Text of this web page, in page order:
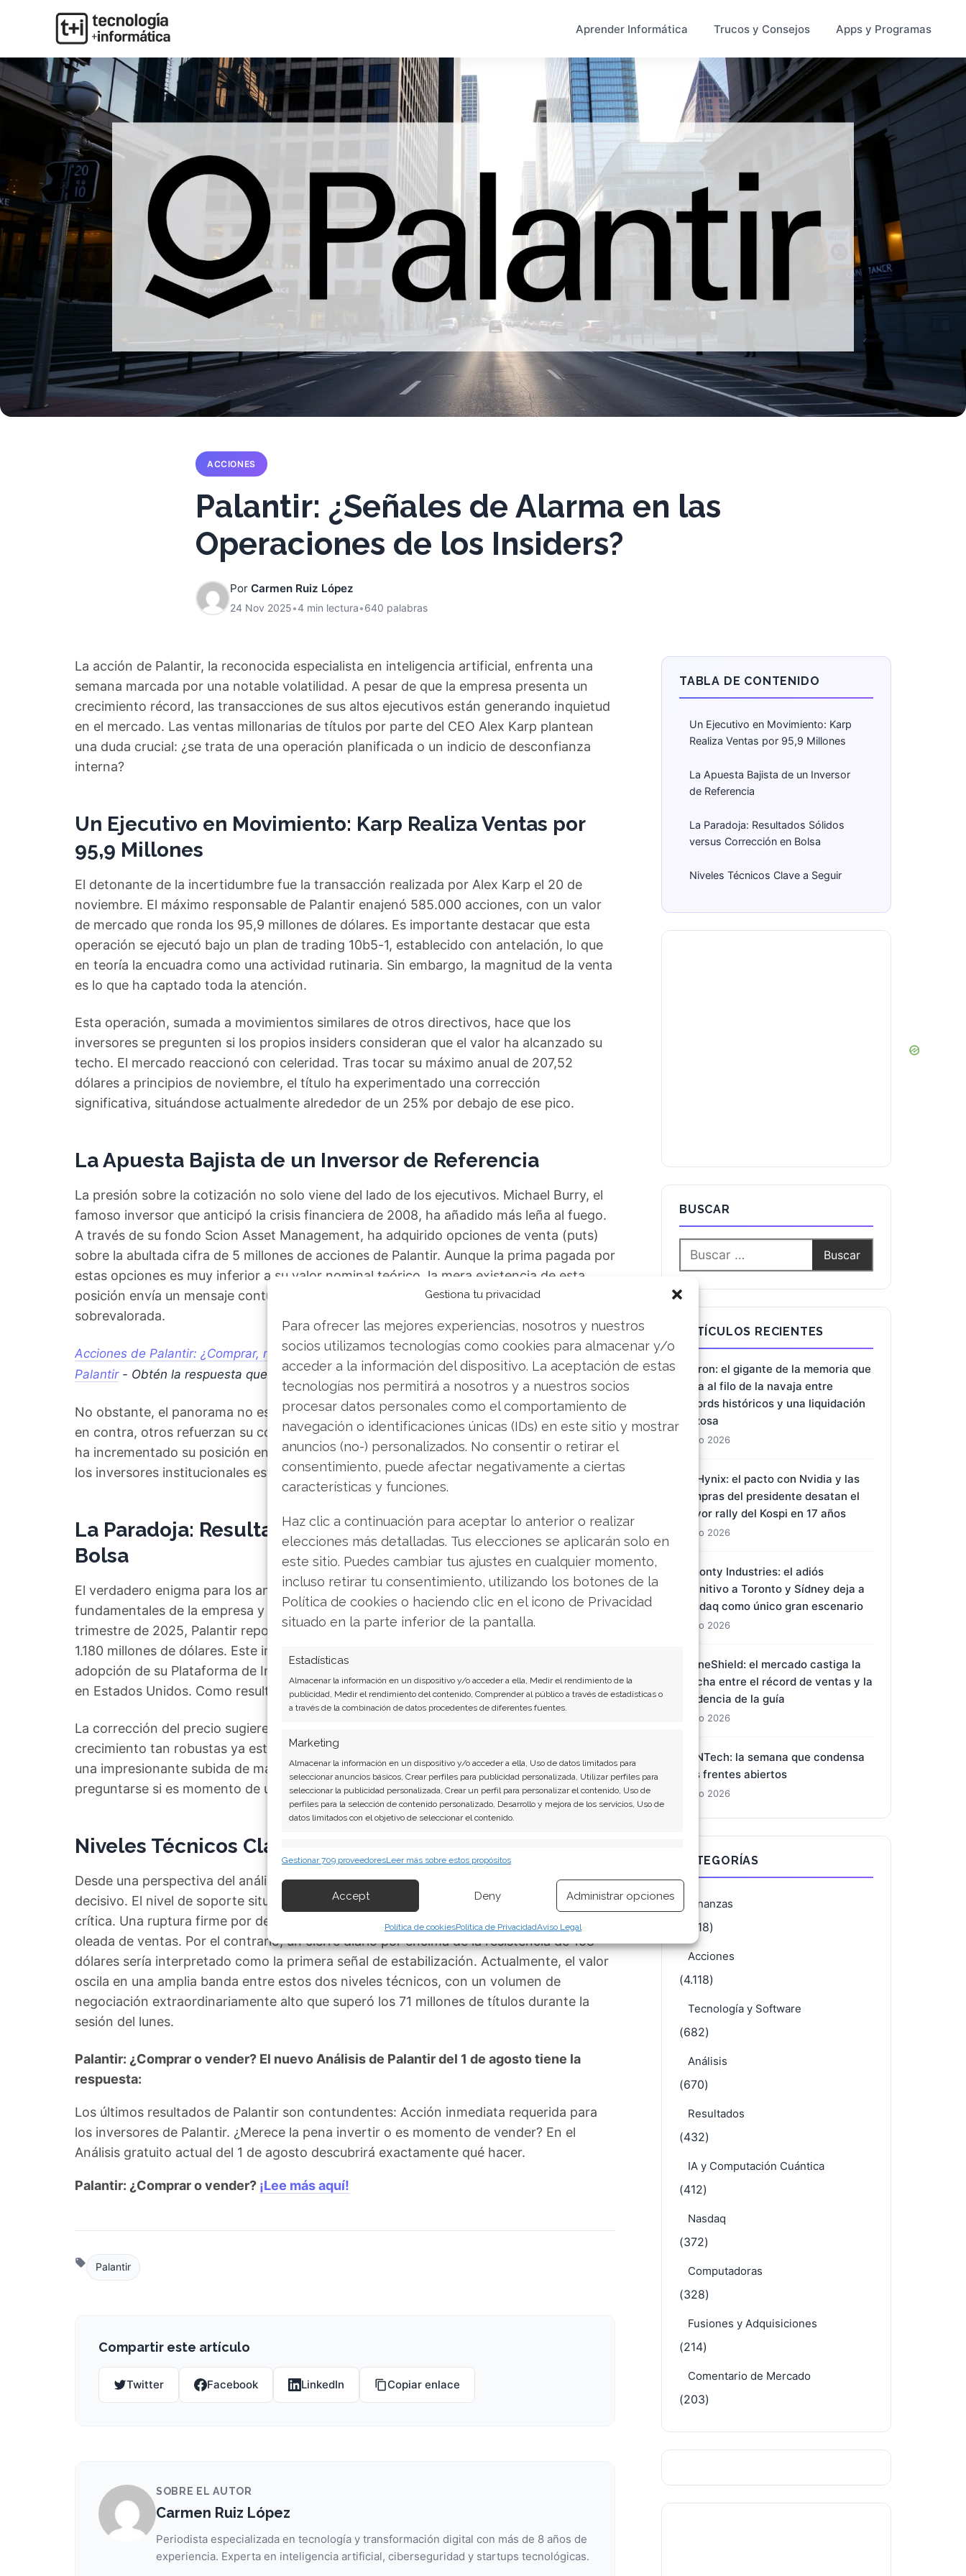
Gestiona tu privacidad
Para ofrecer las mejores experiencias, nosotros y nuestros
socios utilizamos tecnologías como cookies para almacenar y/o
acceder a la información del dispositivo. La aceptación de estas
tecnologías nos permitirá a nosotros y a nuestros socios
procesar datos personales como el comportamiento de
navegación o identificaciones únicas (IDs) en este sitio y mostrar
anuncios (no-) personalizados. No consentir o retirar el
consentimiento, puede afectar negativamente a ciertas
características y funciones.
Haz clic a continuación para aceptar lo anterior o realizar
elecciones más detalladas. Tus elecciones se aplicarán solo en
este sitio. Puedes cambiar tus ajustes en cualquier momento,
incluso retirar tu consentimiento, utilizando los botones de la
Política de cookies o haciendo clic en el icono de Privacidad
situado en la parte inferior de la pantalla.
Estadísticas
Almacenar la información en un dispositivo y/o acceder a ella, Medir el rendimiento de la
publicidad, Medir el rendimiento del contenido, Comprender al público a través de estadísticas o
a través de la combinación de datos procedentes de diferentes fuentes.
Marketing
Almacenar la información en un dispositivo y/o acceder a ella, Uso de datos limitados para
seleccionar anuncios básicos, Crear perfiles para publicidad personalizada, Utilizar perfiles para
seleccionar la publicidad personalizada, Crear un perfil para personalizar el contenido, Uso de
perfiles para la selección de contenido personalizado, Desarrollo y mejora de los servicios, Uso de
datos limitados con el objetivo de seleccionar el contenido.
información transmitida de forma automática.
Garantizar la seguridad, evitar y detectar fraudes, y eliminar
fallos, Ofrecer y presentar publicidad y contenido, Guardar y
comunicar las preferencias de privacidad.
Siempre activo
Gestionar 709 proveedoresLeer más sobre estos propósitos
Accept Deny Administrar opciones
Política de cookiesPolítica de PrivacidadAviso Legal
Aprender Informática Trucos y Consejos Apps y Programas
ACCIONES
Palantir: ¿Señales de Alarma en las
Operaciones de los Insiders?
Por Carmen Ruiz López
24 Nov 2025•4 min lectura•640 palabras
La acción de Palantir, la reconocida especialista en inteligencia artificial, enfrenta una
semana marcada por una notable volatilidad. A pesar de que la empresa presenta un
crecimiento récord, las transacciones de sus altos ejecutivos están generando inquietud
en el mercado. Las ventas millonarias de títulos por parte del CEO Alex Karp plantean
una duda crucial: ¿se trata de una operación planificada o un indicio de desconfianza
interna?
Un Ejecutivo en Movimiento: Karp Realiza Ventas por
95,9 Millones
El detonante de la incertidumbre fue la transacción realizada por Alex Karp el 20 de
noviembre. El máximo responsable de Palantir enajenó 585.000 acciones, con un valor
de mercado que ronda los 95,9 millones de dólares. Es importante destacar que esta
operación se ejecutó bajo un plan de trading 10b5-1, establecido con antelación, lo que
en teoría la encuadra como una actividad rutinaria. Sin embargo, la magnitud de la venta
es lo que ha captado toda la atención.
Esta operación, sumada a movimientos similares de otros directivos, hace que los
inversores se pregunten si los propios insiders consideran que el valor ha alcanzado su
techo. El mercado reaccionó con celeridad. Tras tocar su máximo anual de 207,52
dólares a principios de noviembre, el título ha experimentado una corrección
significativa, situándose actualmente alrededor de un 25% por debajo de ese pico.
La Apuesta Bajista de un Inversor de Referencia
La presión sobre la cotización no solo viene del lado de los ejecutivos. Michael Burry, el
famoso inversor que anticipó la crisis financiera de 2008, ha añadido más leña al fuego.
A través de su fondo Scion Asset Management, ha adquirido opciones de venta (puts)
sobre la abultada cifra de 5 millones de acciones de Palantir. Aunque la prima pagada por
estas opciones es muy inferior a su valor nominal teórico, la mera existencia de esta
posición envía un mensaje contundente: Burry considera que la acción está
sobrevalorada.
Acciones de Palantir: ¿Comprar, mantener o vender? Descarga gratuita de tu análisis de
Palantir- Obtén la respuesta que andabas buscando.
No obstante, el panorama no es uniformemente pesimista. Mientras algunos apuestan
en contra, otros refuerzan su confianza. Un ejemplo claro es AlphaCore Capital LLC, que
ha incrementado su posición en más de un 118%, demostrando que el sentimiento entre
los inversores institucionales está dividido.
La Paradoja: Resultados Sólidos versus Corrección en
Bolsa
El verdadero enigma para los analistas reside en la desconexión entre los excelentes
fundamentales de la empresa y el comportamiento de su cotización. En el tercer
trimestre de 2025, Palantir reportó un incremento de ingresos del 63%, alcanzando los
1.180 millones de dólares. Este impulso ha sido liderado principalmente por la rápida
adopción de su Plataforma de Inteligencia Artificial (AIP) entre sus clientes comerciales
en Estados Unidos. Como resultado, la compañía ha vuelto a elevar su previsión anual.
La corrección del precio sugiere que el mercado está evaluando si estas tasas de
crecimiento tan robustas ya están plenamente reflejadas en la valoración actual. Tras
una impresionante subida de más del 140% en los últimos doce meses, es lógico
preguntarse si es momento de una pausa en la tendencia alcista.
Niveles Técnicos Clave a Seguir
Desde una perspectiva del análisis chartista, la acción se encuentra en un momento
decisivo. El nivel de soporte situado en los 147,50 dólares se perfila como una zona
crítica. Una ruptura firme por debajo de este umbral podría desencadenar una nueva
oleada de ventas. Por el contrario, un cierre diario por encima de la resistencia de 158
dólares sería interpretado como la primera señal de estabilización. Actualmente, el valor
oscila en una amplia banda entre estos dos niveles técnicos, con un volumen de
negociación extraordinariamente alto que superó los 71 millones de títulos durante la
sesión del lunes.
Palantir: ¿Comprar o vender? El nuevo Análisis de Palantir del 1 de agosto tiene la
respuesta:
Los últimos resultados de Palantir son contundentes: Acción inmediata requerida para
los inversores de Palantir. ¿Merece la pena invertir o es momento de vender? En el
Análisis gratuito actual del 1 de agosto descubrirá exactamente qué hacer.
Palantir: ¿Comprar o vender? ¡Lee más aquí!
Palantir
Compartir este artículo
Twitter Facebook LinkedIn Copiar enlace
SOBRE EL AUTOR
Carmen Ruiz López
Periodista especializada en tecnología y transformación digital con más de 8 años de
experiencia. Experta en inteligencia artificial, ciberseguridad y startups tecnológicas.
TABLA DE CONTENIDO
Un Ejecutivo en Movimiento: Karp
Realiza Ventas por 95,9 Millones
La Apuesta Bajista de un Inversor
de Referencia
La Paradoja: Resultados Sólidos
versus Corrección en Bolsa
Niveles Técnicos Clave a Seguir
BUSCAR
ARTÍCULOS RECIENTES
Micron: el gigante de la memoria que
baila al filo de la navaja entre
récords históricos y una liquidación
forzosa
1 Ago 2026
SK Hynix: el pacto con Nvidia y las
compras del presidente desatan el
mayor rally del Kospi en 17 años
1 Ago 2026
Almonty Industries: el adiós
definitivo a Toronto y Sídney deja a
Nasdaq como único gran escenario
1 Ago 2026
DroneShield: el mercado castiga la
brecha entre el récord de ventas y la
prudencia de la guía
1 Ago 2026
BioNTech: la semana que condensa
tres frentes abiertos
1 Ago 2026
CATEGORÍAS
Finanzas
(4.118)
Acciones
(4.118)
Tecnología y Software
(682)
Análisis
(670)
Resultados
(432)
IA y Computación Cuántica
(412)
Nasdaq
(372)
Computadoras
(328)
Fusiones y Adquisiciones
(214)
Comentario de Mercado
(203)